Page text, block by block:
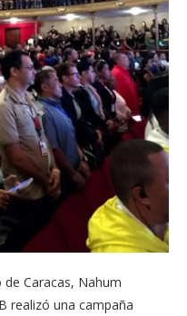
Caracas, Nahum
realizó una campaña